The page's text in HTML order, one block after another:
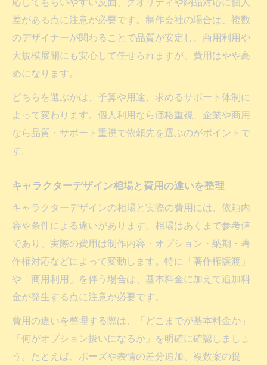
差がある点に注意が必要です。制作会社の場合は、複数
のデザイナーが関わることで品質が安定し、商用利用や
大規模展開にも安心して任せられますが、費用はやや高
めになります。
どちらを選ぶかは、予算や用途、求めるサポート体制に
よって変わります。個人利用なら価格重視、企業や商用
なら品質・サポート重視で依頼先を選ぶのがポイントで
す。
キャラクターデザイン相場と費用の違いを整理
キャラクターデザインの相場と実際の費用には、依頼内
容や条件による違いがあります。相場はあくまで参考値
であり、実際の費用は制作内容・オプション・納期・著
作権対応などによって変動します。特に「著作権譲渡」
や「商用利用」を伴う場合は、基本料金に加えて追加料
金が発生する点に注意が必要です。
費用の違いを整理する際は、「どこまでが基本料金か」
「何がオプション扱いになるか」を明確に確認しましょ
う。たとえば、ポーズや表情の差分追加、複数案の提